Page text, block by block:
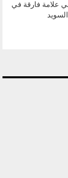
علامة فارقة في
السويد